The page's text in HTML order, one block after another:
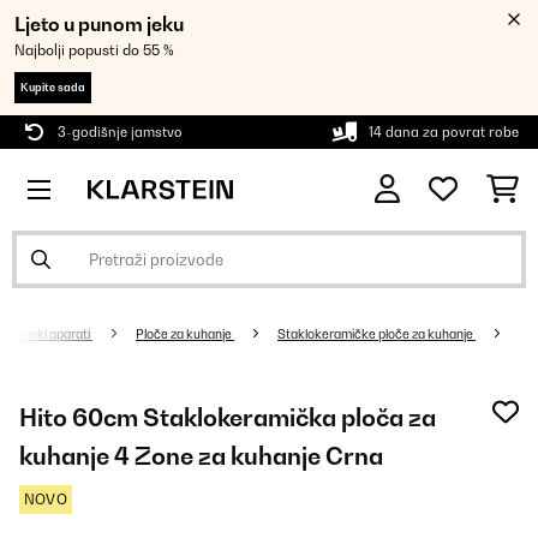
Ljeto u punom jeku
Najbolji popusti do 55 %
Kupite sada
3-godišnje jamstvo 14 dana za povrat robe
aparati Ploče za kuhanje Staklokeramičke ploče za kuhanje
Hito 60cm Staklokeramička ploča za
kuhanje 4 Zone za kuhanje Crna
NOVO